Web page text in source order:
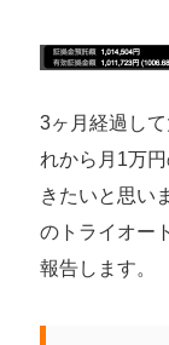
3ヶ月経過し
れから月1万
きたいと思い
のトライオー
報告します。